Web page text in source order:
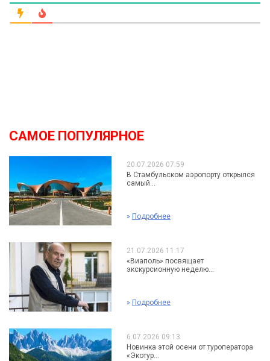
САМОЕ ПОПУЛЯРНОЕ
20.07.2026 07:59
В Стамбульском аэропорту открылся
самый...
» Подробнее
21.07.2026 11:17
«Виаполь» посвящает
экскурсионную неделю...
» Подробнее
6.07.2026 09:13
Новинка этой осени от туроператора
«Экотур...